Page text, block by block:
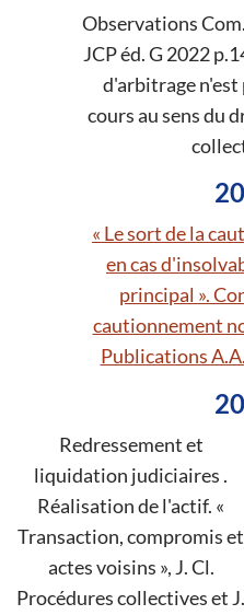
Observations
JCP éd. G 2022
d'arbitrage n'est
cours au sens du
« Le sort de la
en cas
principal ».
cautionnement
Publications
Redressement et
liquidation judiciaires .
Réalisation de l'actif. «
Transaction, compromis et
actes voisins », J. Cl.
Procédures collectives et J.